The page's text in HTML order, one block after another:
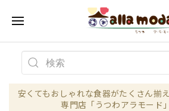
安くてもおしゃれな食器がたくさん揃
専門店「うつわアラモード